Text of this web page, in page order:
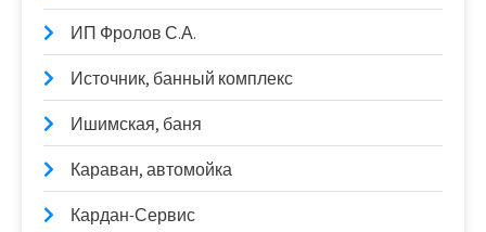
ИП Фролов С.А.
Источник, банный комплекс
Ишимская, баня
Караван, автомойка
Кардан-Сервис